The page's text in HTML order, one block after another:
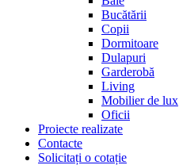
Bucătării
Copii
Dormitoare
Dulapuri
Garderobă
Living
Mobilier de lux
Oficii
Proiecte realizate
Contacte
Solicitați o cotație